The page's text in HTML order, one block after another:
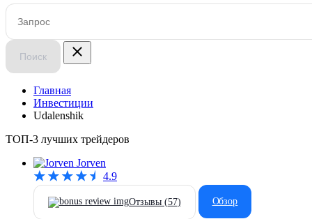
Поиск
Главная
Инвестиции
Udalenshik
ТОП-3 лучших трейдеров
Jorven
4.9
Отзывы (57) Обзор